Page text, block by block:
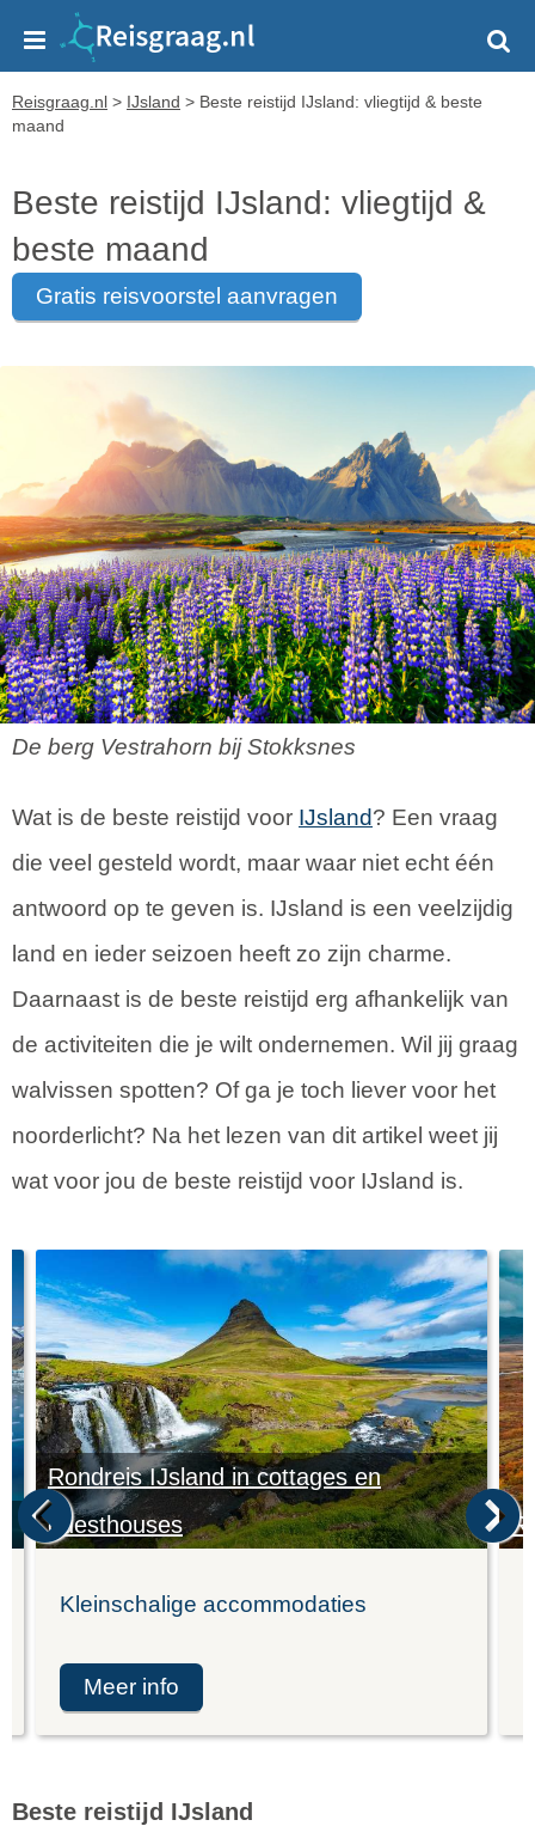
Reisgraag.nl > IJsland > Beste reistijd IJsland: vliegtijd & beste
maand
Beste reistijd IJsland: vliegtijd &
beste maand
gratis reisvoorstel aanvragen
De berg Vestrahorn bij Stokksnes
Wat is de beste reistijd voor IJsland? Een vraag
die veel gesteld wordt, maar waar niet echt één
antwoord op te geven is. IJsland is een veelzijdig
land en ieder seizoen heeft zo zijn charme.
Daarnaast is de beste reistijd erg afhankelijk van
de activiteiten die je wilt ondernemen. Wil jij graag
walvissen spotten? Of ga je toch liever voor het
noorderlicht? Na het lezen van dit artikel weet jij
wat voor jou de beste reistijd voor IJsland is.
Rondreis IJsland in cottages en
guesthouses
Kleinschalige accommodaties
meer info
Beste reistijd IJsland